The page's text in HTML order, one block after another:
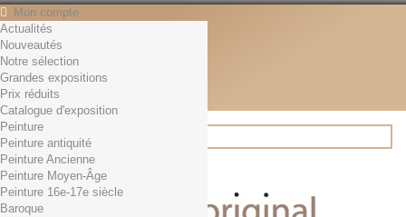
Mon compte
Contact
Français
English
Français
Actualités
Rechercher
Actualités
Nouveautés
Notre sélection
Grandes expositions
Prix réduits
Catalogue d'exposition
Peinture
Peinture antiquité
Peinture Ancienne
Peinture Moyen-Âge
Peinture 16e-17e siècle
Baroque